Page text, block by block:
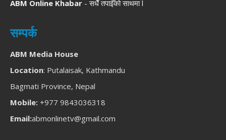
ABM Online Khabar - सधैँ तपाईँको साथमा l
सम्पर्क
ABM Media House
Location: Putalaisak, Kathmandu
Bagmati Province, Nepal
Mobile: +977 9843036318
Email:abmonlinetv@gmail.com